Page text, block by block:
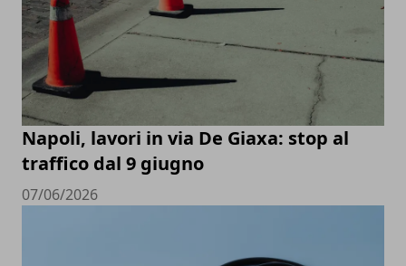
Napoli, lavori in via De Giaxa: stop al
traffico dal 9 giugno
07/06/2026